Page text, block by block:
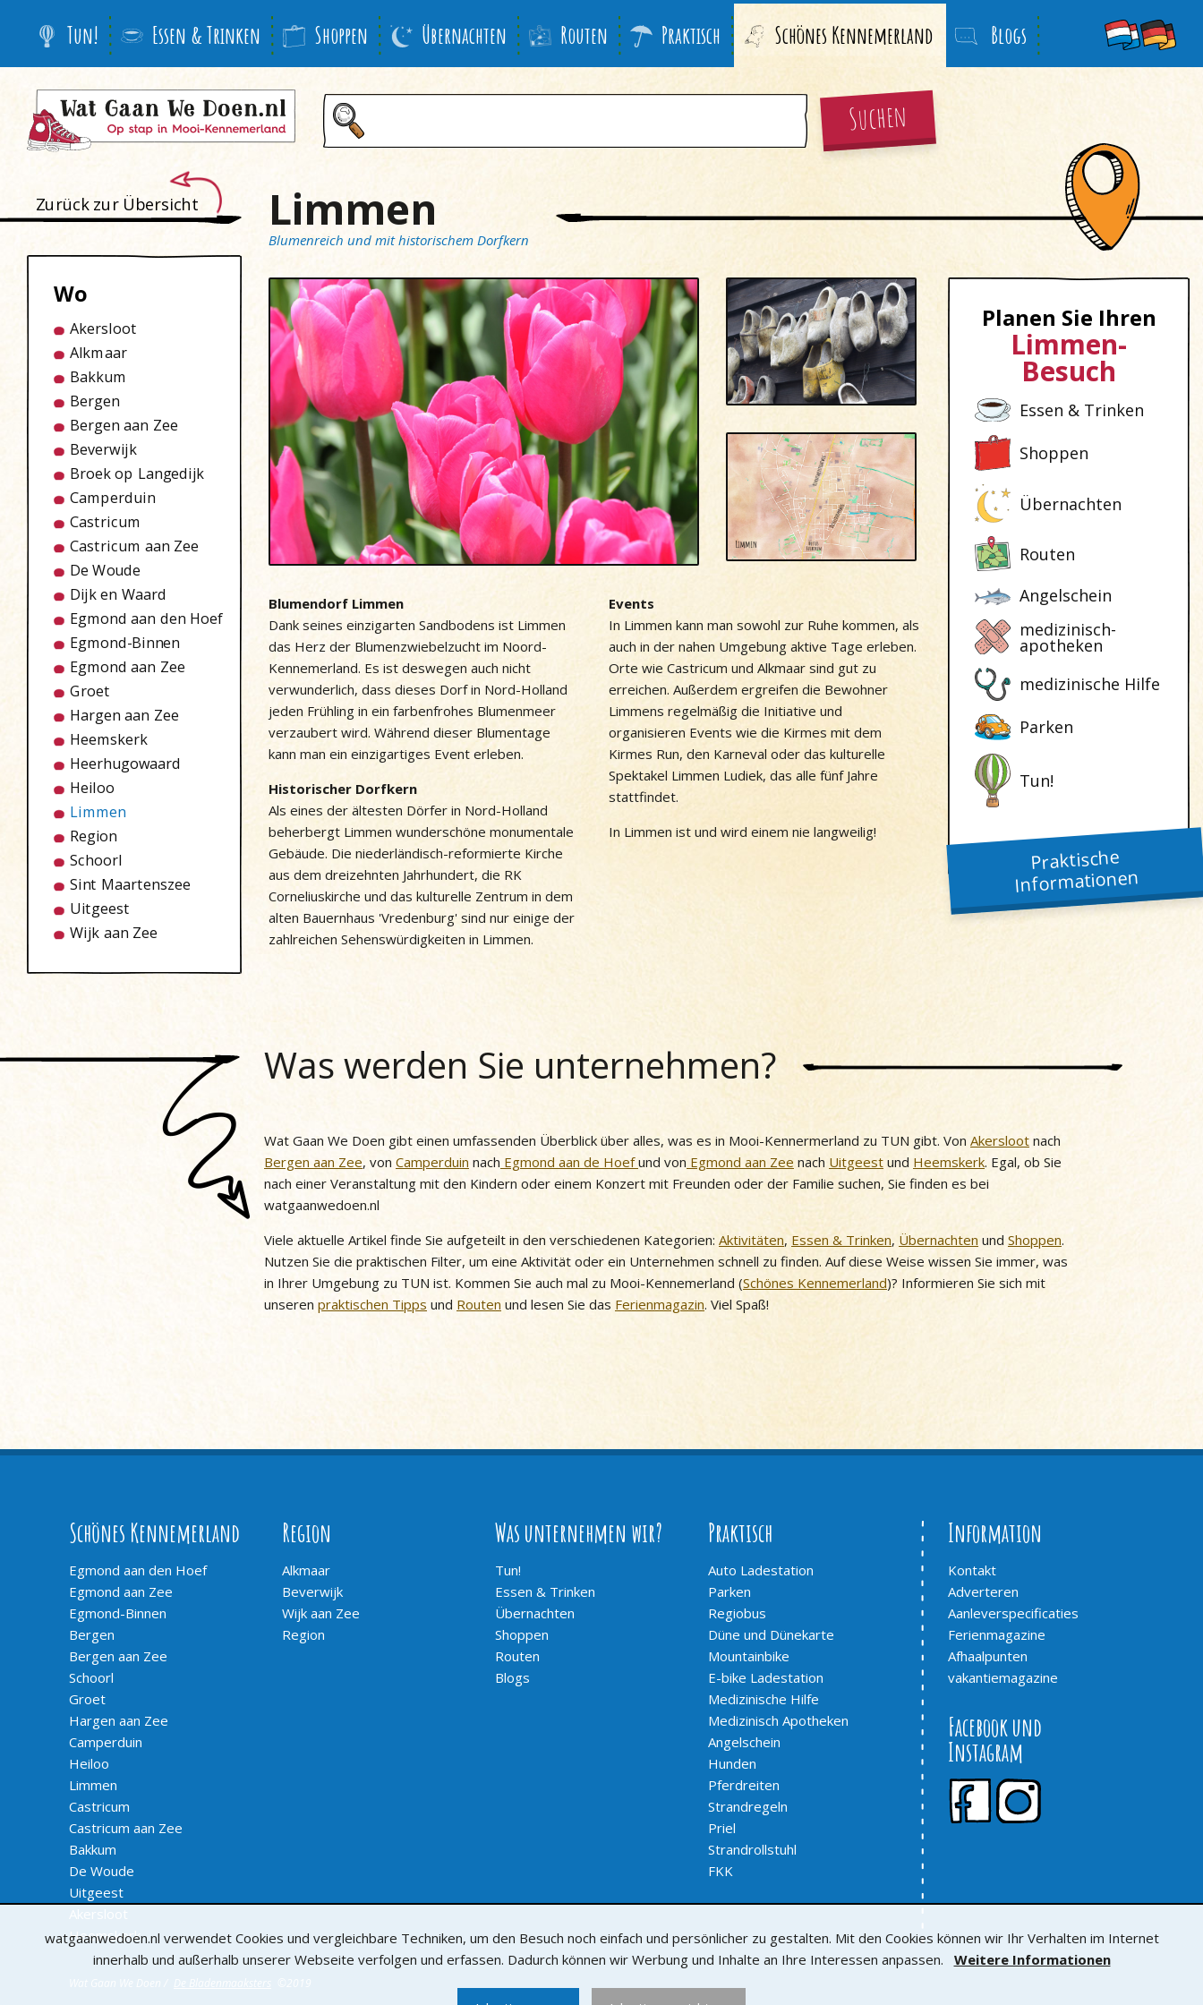
Tun! Essen & Trinken Shoppen Übernachten Routen Praktisch Schönes Kennemerland Blogs
Suchen
Zurück zur Übersicht
Wo
Akersloot
Alkmaar
Bakkum
Bergen
Bergen aan Zee
Beverwijk
Broek op Langedijk
Camperduin
Castricum
Castricum aan Zee
De Woude
Dijk en Waard
Egmond aan den Hoef
Egmond-Binnen
Egmond aan Zee
Groet
Hargen aan Zee
Heemskerk
Heerhugowaard
Heiloo
Limmen
Region
Schoorl
Sint Maartenszee
Uitgeest
Wijk aan Zee
Limmen
Blumenreich und mit historischem Dorfkern
Blumendorf Limmen
Dank seines einzigarten Sandbodens ist Limmen
das Herz der Blumenzwiebelzucht im Noord-
Kennemerland. Es ist deswegen auch nicht
verwunderlich, dass dieses Dorf in Nord-Holland
jeden Frühling in ein farbenfrohes Blumenmeer
verzaubert wird. Während dieser Blumentage
kann man ein einzigartiges Event erleben.
Historischer Dorfkern
Als eines der ältesten Dörfer in Nord-Holland
beherbergt Limmen wunderschöne monumentale
Gebäude. Die niederländisch-reformierte Kirche
aus dem dreizehnten Jahrhundert, die RK
Corneliuskirche und das kulturelle Zentrum in dem
alten Bauernhaus 'Vredenburg' sind nur einige der
zahlreichen Sehenswürdigkeiten in Limmen.
Events
In Limmen kann man sowohl zur Ruhe kommen, als
auch in der nahen Umgebung aktive Tage erleben.
Orte wie Castricum und Alkmaar sind gut zu
erreichen. Außerdem ergreifen die Bewohner
Limmens regelmäßig die Initiative und
organisieren Events wie die Kirmes mit dem
Kirmes Run, den Karneval oder das kulturelle
Spektakel Limmen Ludiek, das alle fünf Jahre
stattfindet.
In Limmen ist und wird einem nie langweilig!
Planen Sie Ihren
Limmen-
Besuch
Essen & Trinken
Shoppen
Übernachten
Routen
Angelschein
medizinisch-
apotheken
medizinische Hilfe
Parken
Tun!
Praktische
Informationen
Was werden Sie unternehmen?
Wat Gaan We Doen gibt einen umfassenden Überblick über alles, was es in Mooi-Kennermerland zu TUN gibt. Von Akersloot nach
Bergen aan Zee, von Camperduin nach Egmond aan de Hoefund von Egmond aan Zee nach Uitgeest und Heemskerk. Egal, ob Sie
nach einer Veranstaltung mit den Kindern oder einem Konzert mit Freunden oder der Familie suchen, Sie finden es bei
watgaanwedoen.nl
Viele aktuelle Artikel finde Sie aufgeteilt in den verschiedenen Kategorien: Aktivitäten, Essen & Trinken, Übernachten und Shoppen.
Nutzen Sie die praktischen Filter, um eine Aktivität oder ein Unternehmen schnell zu finden. Auf diese Weise wissen Sie immer, was
in Ihrer Umgebung zu TUN ist. Kommen Sie auch mal zu Mooi-Kennemerland (Schönes Kennemerland)? Informieren Sie sich mit
unseren praktischen Tipps und Routen und lesen Sie das Ferienmagazin. Viel Spaß!
Schönes Kennemerland
Egmond aan den Hoef
Egmond aan Zee
Egmond-Binnen
Bergen
Bergen aan Zee
Schoorl
Groet
Hargen aan Zee
Camperduin
Heiloo
Limmen
Castricum
Castricum aan Zee
Bakkum
De Woude
Uitgeest
Akersloot
Heemskerk
Region
Alkmaar
Beverwijk
Wijk aan Zee
Region
Was unternehmen wir?
Tun!
Essen & Trinken
Übernachten
Shoppen
Routen
Blogs
Praktisch
Auto Ladestation
Parken
Regiobus
Düne und Dünekarte
Mountainbike
E-bike Ladestation
Medizinische Hilfe
Medizinisch Apotheken
Angelschein
Hunden
Pferdreiten
Strandregeln
Priel
Strandrollstuhl
FKK
Information
Kontakt
Adverteren
Aanleverspecificaties
Ferienmagazine
Afhaalpunten
vakantiemagazine
Facebook und
Instagram
Wat Gaan We Doen / De Bladenmaaksters ©2019
watgaanwedoen.nl verwendet Cookies und vergleichbare Techniken, um den Besuch noch einfach und persönlicher zu gestalten. Mit den Cookies können wir Ihr Verhalten im Internet
innerhalb und außerhalb unserer Webseite verfolgen und erfassen. Dadurch können wir Werbung und Inhalte an Ihre Interessen anpassen. Weitere Informationen